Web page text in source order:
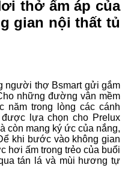
thở ấm áp của
gian nội thất tủ
người thợ Bsmart gửi gắm
những đường vân mềm
năm trong lòng các cánh
lựa chọn cho Prelux
còn mang ký ức của nắng,
khi bước vào không gian
hơi ấm trong trẻo của buổi
tán lá và mùi hương tự